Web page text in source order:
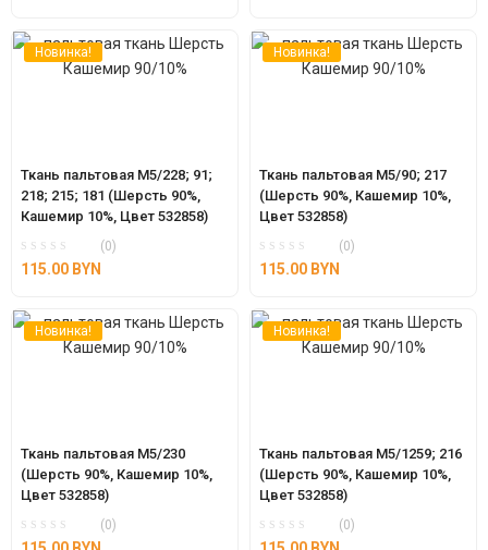
Новинка!
Ткань пальтовая М5/228; 91;
218; 215; 181 (Шерсть 90%,
Кашемир 10%, Цвет 532858)
(0)
115.00 BYN
Новинка!
Ткань пальтовая М5/90; 217
(Шерсть 90%, Кашемир 10%,
Цвет 532858)
(0)
115.00 BYN
Новинка!
Ткань пальтовая М5/230
(Шерсть 90%, Кашемир 10%,
Цвет 532858)
(0)
Новинка!
Ткань пальтовая М5/1259; 216
(Шерсть 90%, Кашемир 10%,
Цвет 532858)
(0)